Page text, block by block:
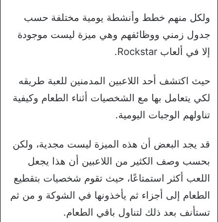
ولكل منهم خطط وأنشطة يومية مختلفة حسب
جدول زمني ووظائفهم وهي ميزة ليست موجودة
إلا في ألعاب Rockstar.
حيث اكتشف أحد اللاعبين المدمنين للعبة طريقه
لكي يتعامل بها مع الشخصيات أثناء الطعام وكيفية
تناولهم الوجبات اليومية.
قد يجد البعض أن هذه الميزة ليست مجدية، ولكن
بحسب وصف الكثير من اللاعبين أن هذا يجعل
اللعب أكثر استمتاعًا، حيث تقوم شخصيات بتقطيع
الطعام إلى أجزاء ثم يأخذونها في الشوكة و من ثم
تستأنف بعد ذلك لتناول باقي الطعام.